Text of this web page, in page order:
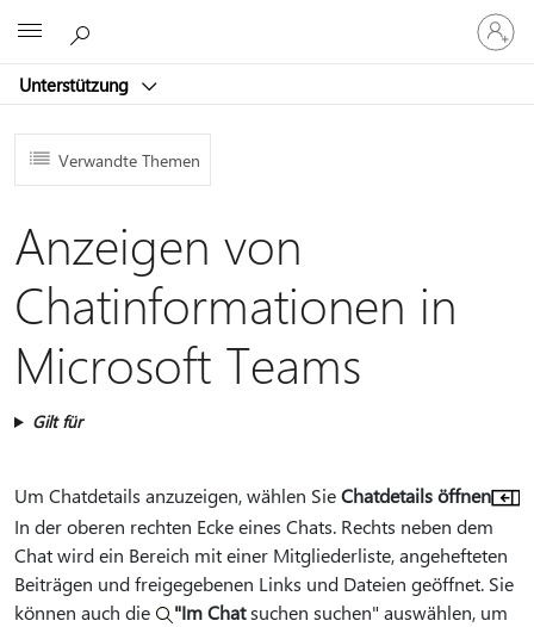
Unterstützung
Bei
Ihrem
Konto
Verwandte Themen
Anzeigen von
Chatinformationen in
Microsoft Teams
Gilt für
Um Chatdetails anzuzeigen, wählen SieChatdetails öffnen
In der oberen rechten Ecke eines Chats. Rechts neben dem
Chat wird ein Bereich mit einer Mitgliederliste, angehefteten
Beiträgen und freigegebenen Links und Dateien geöffnet. Sie
können auch die
"Im Chatsuchen suchen" auswählen, um